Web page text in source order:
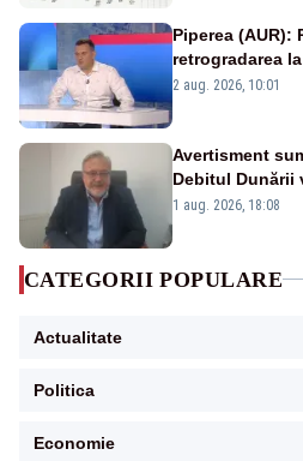
Piperea (AUR):
retrogradarea
catastrofă
2 aug. 2026, 10:01
Avertisment
Debitul Dunării
Cernavodă s-ar
1 aug. 2026, 18:08
CATEGORII POPULARE
Actualitate
Politica
Economie